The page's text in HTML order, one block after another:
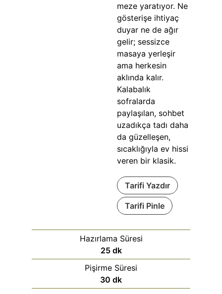
meze yaratıyor. Ne
gösterişe ihtiyaç
duyar ne de ağır
gelir; sessizce
masaya yerleşir
ama herkesin
aklında kalır.
Kalabalık
sofralarda
paylaşılan, sohbet
uzadıkça tadı daha
da güzelleşen,
sıcaklığıyla ev hissi
veren bir klasik.
Tarifi Yazdır
Tarifi Pinle
Hazırlama Süresi
25 dk
Pişirme Süresi
30 dk